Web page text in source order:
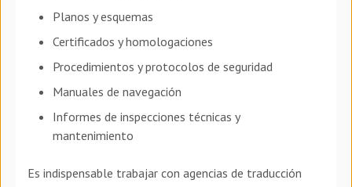
Planos y esquemas
Certificados y homologaciones
Procedimientos y protocolos de seguridad
Manuales de navegación
Informes de inspecciones técnicas y
mantenimiento
Es indispensable trabajar con agencias de traducción